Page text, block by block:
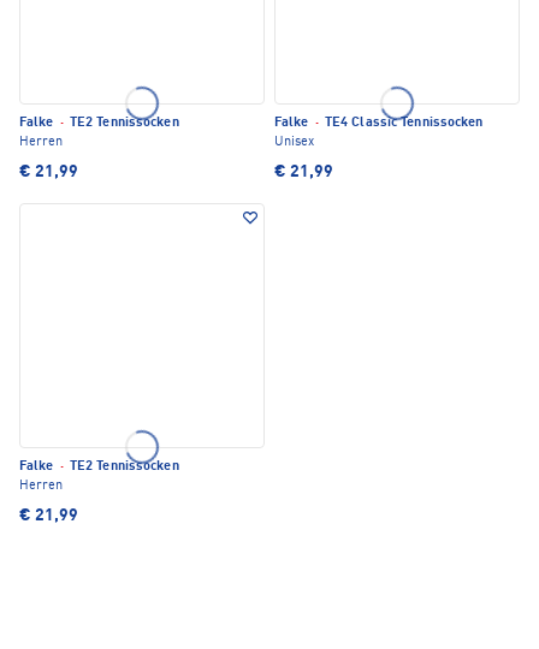
Falke ·
TE2 Tennissocken
Herren
€ 21,99
Falke ·
TE4 Classic Tennissocken
Unisex
€ 21,99
Falke ·
TE2 Tennissocken
Herren
€ 21,99